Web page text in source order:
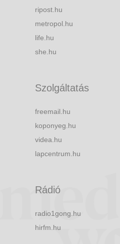
ripost.hu
metropol.hu
life.hu
she.hu
Szolgáltatás
freemail.hu
koponyeg.hu
videa.hu
lapcentrum.hu
Rádió
radio1gong.hu
hirfm.hu